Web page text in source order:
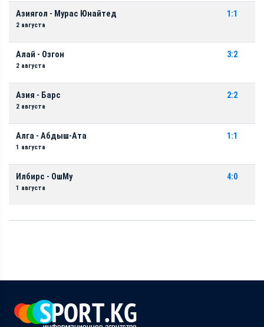
Азиягол - Мурас Юнайтед
2 августа
1:1
Алай - Озгон
2 августа
3:2
Азия - Барс
2 августа
2:2
Алга - Абдыш-Ата
1 августа
1:1
Илбирс - ОшМу
1 августа
4:0